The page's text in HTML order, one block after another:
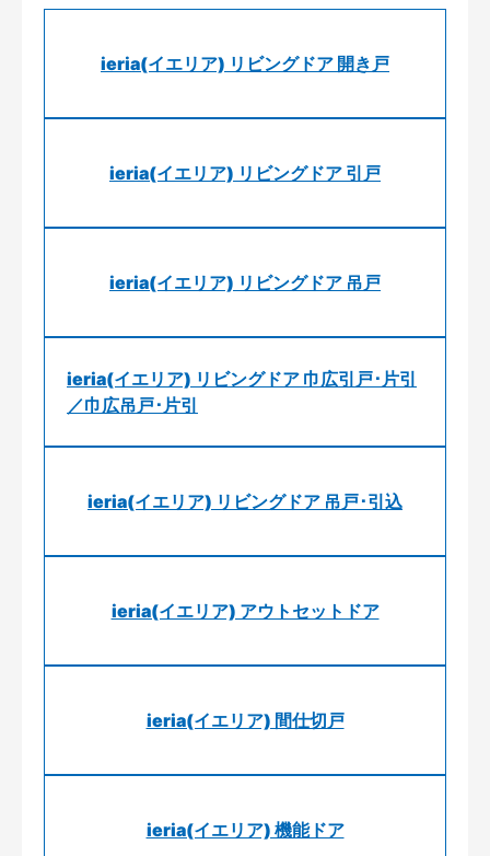
ieria(イエリア) リビングドア 開き戸
ieria(イエリア) リビングドア 引戸
ieria(イエリア) リビングドア 吊戸
ieria(イエリア) リビングドア 巾広引戸･片引
／巾広吊戸･片引
ieria(イエリア) リビングドア 吊戸･引込
ieria(イエリア) アウトセットドア
ieria(イエリア) 間仕切戸
ieria(イエリア) 機能ドア